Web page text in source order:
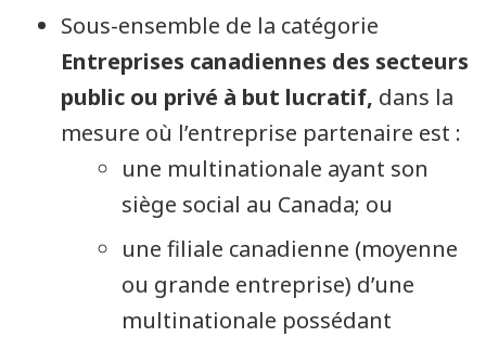
Sous-ensemble de la catégorie
Entreprises canadiennes des secteurs
public ou privé à but lucratif, dans la
mesure où l’entreprise partenaire est :
une multinationale ayant son
siège social au Canada; ou
une filiale canadienne (moyenne
ou grande entreprise) d’une
multinationale possédant